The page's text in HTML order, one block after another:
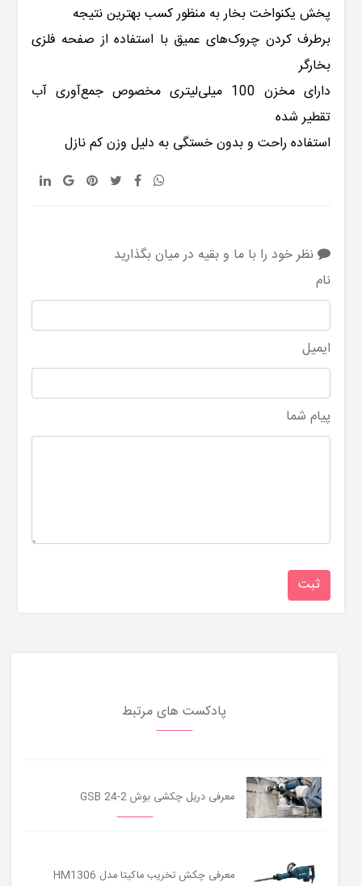
پخش یکنواخت بخار به منظور کسب بهترین نتیجه
بر‌طرف کردن چروک‌های عمیق با استفاده از صفحه فلزی
بخار‌گر
دارای مخزن 100 میلی‌لیتری مخصوص جمع‌آوری آب
تقطیر شده
استفاده راحت و بدون خستگی به دلیل وزن کم نازل
نظر خود را با ما و بقیه در میان بگذارید
نام
ایمیل
پیام شما
پادکست های مرتبط
معرفی دریل چکشی بوش GSB 24-2
معرفی چکش تخریب ماکیتا مدل HM1306